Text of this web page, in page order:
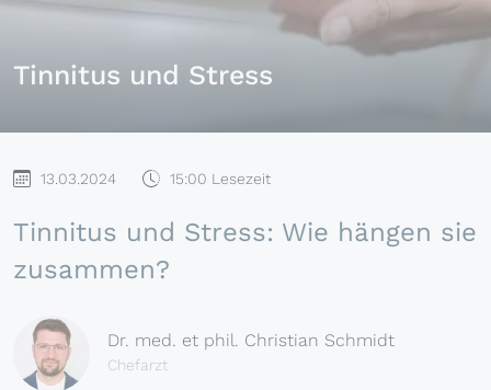
Tinnitus und Stress
13.03.2024 15:00 Lesezeit
Tinnitus und Stress: Wie hängen sie
zusammen?
Dr. med. et phil. Christian Schmidt
Chefarzt